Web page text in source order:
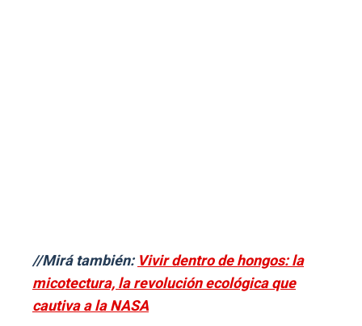
//Mirá también:Vivir dentro de hongos: la
micotectura, la revolución ecológica que
cautiva a la NASA